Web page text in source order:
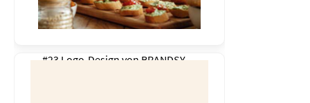
#23 Logo-Design vonBRANDSY